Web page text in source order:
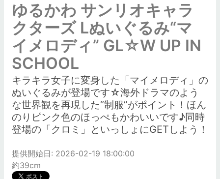
ゆるかわ サンリオキャラ
クターズ Lぬいぐるみ“マ
イメロディ” GL☆W UP IN
SCHOOL
キラキラ女子に変身した「マイメロディ」の
ぬいぐるみが登場です☆海外ドラマのよう
な世界観を再現した“制服”がポイント！ほん
のりピンク色のほっぺもかわいいです♪同時
登場の「クロミ」といっしょにGETしよう！
提供開始日: 2026-02-19 18:00:00
約39cm